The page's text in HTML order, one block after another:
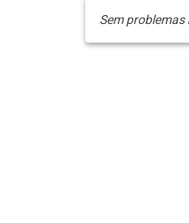
Sem